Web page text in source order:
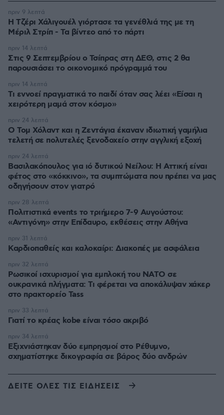
H Τζέρι Χάλιγουέλ γιόρτασε τα γενέθλιά της με τη
Μέριλ Στρίπ - Τα βίντεο από το πάρτι
πριν 9 λεπτά
Στις 9 Σεπτεμβρίου ο Τσίπρας στη ΔΕΘ, στις 2 θα
παρουσιάσει το οικονομικό πρόγραμμά του
πριν 14 λεπτά
Τι εννοεί πραγματικά το παιδί όταν σας λέει «Είσαι η
χειρότερη μαμά στον κόσμο»
πριν 14 λεπτά
O Τομ Χόλαντ και η Ζεντάγια έκαναν ιδιωτική γαμήλια
τελετή σε πολυτελές ξενοδοχείο στην αγγλική εξοχή
πριν 24 λεπτά
Βασιλακόπουλος για ιό δυτικού Νείλου: Η Αττική είναι
φέτος στο «κόκκινο», τα συμπτώματα που πρέπει να μας
οδηγήσουν στον γιατρό
πριν 24 λεπτά
Πολιτιστικά events το τριήμερο 7-9 Αυγούστου:
«Αντιγόνη» στην Επίδαυρο, εκθέσεις στην Αθήνα
πριν 28 λεπτά
Καρδιοπαθείς και καλοκαίρι: Διακοπές με ασφάλεια
πριν 31 λεπτά
Ρωσικοί ισχυρισμοί για εμπλοκή του ΝΑΤΟ σε
ουκρανικά πλήγματα: Τι φέρεται να αποκάλυψαν χάκερ
στο πρακτορείο Tass
πριν 32 λεπτά
Γιατί το κρέας kobe είναι τόσο ακριβό
πριν 33 λεπτά
Εξιχνιάστηκαν δύο εμπρησμοί στο Ρέθυμνο,
σχηματίστηκε δικογραφία σε βάρος δύο ανδρών
πριν 34 λεπτά
ΔΕΙΤΕ ΟΛΕΣ ΤΙΣ ΕΙΔΗΣΕΙΣ